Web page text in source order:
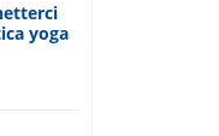
yoga